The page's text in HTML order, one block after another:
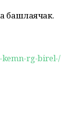
башлаячак.
rg-birel-/